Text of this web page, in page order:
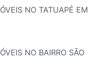
NO TATUAPÉ EM
NO BAIRRO SÃO